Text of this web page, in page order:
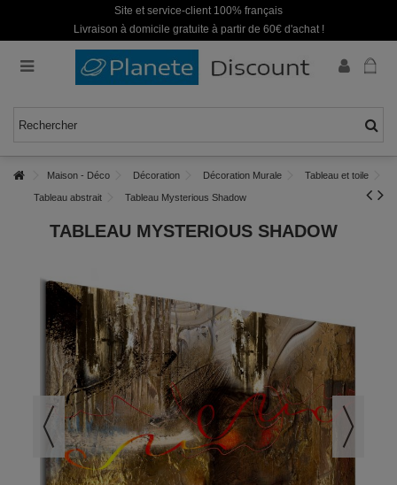
Site et service-client 100% français
Livraison à domicile gratuite à partir de 60€ d'achat !
Maison - Déco Décoration Décoration Murale Tableau et toile
Tableau abstrait Tableau Mysterious Shadow
TABLEAU MYSTERIOUS SHADOW